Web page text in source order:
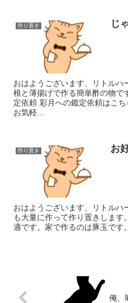
作り置き じ
おはようございます、リトルハ
根と薄揚げで作る簡単酢の物で
定依頼 彩月への鑑定依頼はこ
お気軽...
作り置き お
おはようございます、リトルハ
も大量に作って作り置きしま
適です。家で作るのは豚玉です
俺、